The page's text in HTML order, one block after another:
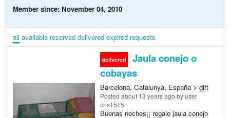
Member since: November 04, 2010
all available reserved delivered expired requests
delivered
Jaula conejo o
cobayas
Barcelona, Catalunya, España > gift
Posted about 13 years ago by user
cris1515
Buenas noches¡¡ regalo jaula conejo